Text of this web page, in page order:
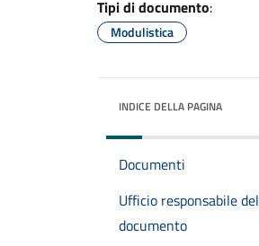
Tipi di documento:
Modulistica
INDICE DELLA PAGINA
Documenti
Ufficio responsabile del
documento